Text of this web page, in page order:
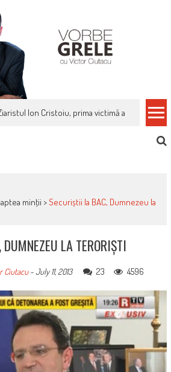
îți schimbi, rapid, gratuit și eficient,
minţii >Securiștii la BAC, Dumnezeu la
LA TERORIȘTI
Ciutacu-July 11, 2013 23 4596